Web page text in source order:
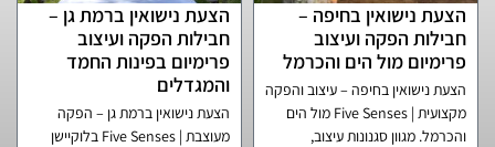
הצעת נישואין בחיפה –
חבילות הפקה ועיצוב
פרימיום מול הים והכרמל
הצעת נישואין בחיפה – עיצוב והפקה
מקצועית | Five Senses מול הים
והכרמל. מגוון סגנונות עיצוב,
הצעת נישואין ברמת גן –
חבילות הפקה ועיצוב
פרימיום בפינות החמד
והמגדלים
הצעת נישואין ברמת גן – הפקה
מעוצבת | Five Senses בלוקיישן